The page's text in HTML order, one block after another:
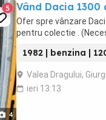
4
5 Vând Dacia 1300
Ofer spre vânzare
pentru colectie .
1982 | benzina |
Valea Dragului,
ieri 13:13